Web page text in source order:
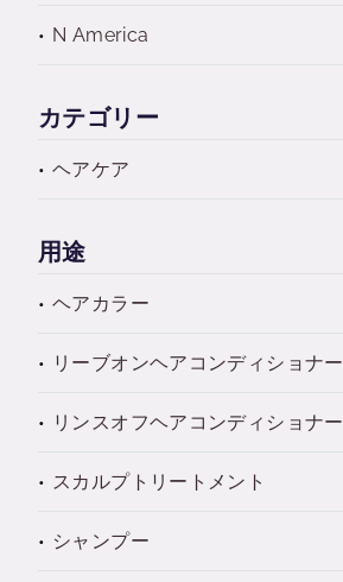
N America
カテゴリー
ヘアケア
用途
ヘアカラー
リーブオンヘアコンディショナー
リンスオフヘアコンディショナー
スカルプトリートメント
シャンプー